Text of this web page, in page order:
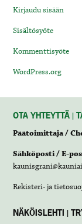
Kirjaudu sisään
Sisältösyöte
Kommenttisyöte
WordPress.org
OTA YHTEYTTÄ |
Päätoimittaja /
Sähköposti / E-
Rekisteri- ja
NÄKÖISLEHTI |